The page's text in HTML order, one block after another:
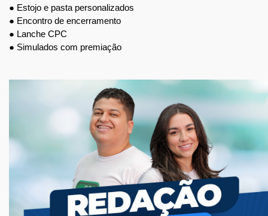
● Estojo e pasta personalizados
● Encontro de encerramento
● Lanche CPC
● Simulados com premiação